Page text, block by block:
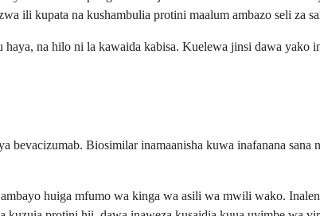
ili kupata na kushambulia protini maalum ambazo seli za
na hilo ni la kawaida kabisa. Kuelewa jinsi dawa
bevacizumab. Biosimilar inamaanisha kuwa inafanana
huiga mfumo wa kinga wa asili wa mwili wako.